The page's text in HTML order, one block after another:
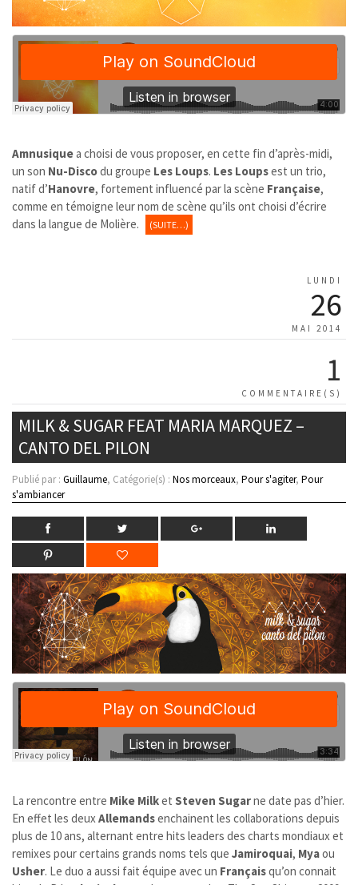
Amnusiquea choisi de vous proposer, en cette fin d’après-midi,
un son Nu-Discodu groupe Les Loups. Les Loupsest un trio,
natif d’Hanovre, fortement influencé par la scène Française,
comme en témoigne leur nom de scène qu’ils ont choisi d’écrire
dans la langue de Molière.
(SUITE…)
LUNDI
26
MAI 2014
1
COMMENTAIRE(S)
MILK & SUGAR FEAT MARIA MARQUEZ –
CANTO DEL PILON
Publié par : Guillaume, Catégorie(s) : Nos morceaux, Pour s'agiter, Pour
s'ambiancer
La rencontre entre Mike Milket Steven Sugarne date pas d’hier.
En effet les deuxAllemandsenchainent les collaborations depuis
plus de 10 ans, alternant entre hits leaders des charts mondiaux et
remixes pour certains grands noms tels que Jamiroquai, Myaou
Usher. Le duo a aussi fait équipe avec un Françaisqu’on connait